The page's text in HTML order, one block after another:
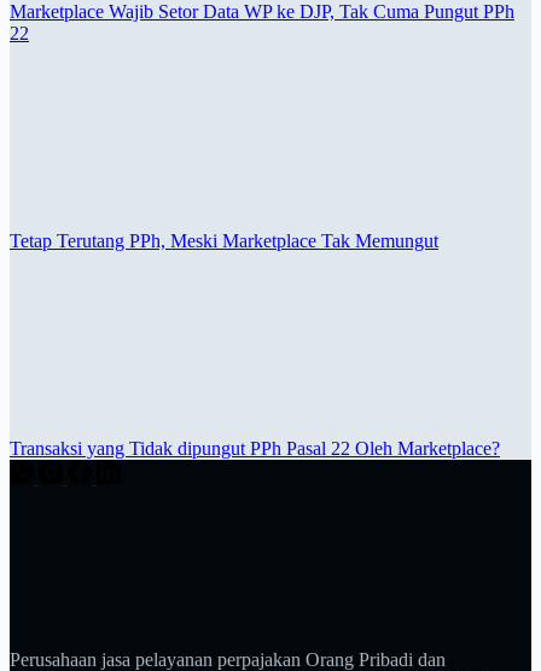
Marketplace Wajib Setor Data WP ke DJP, Tak Cuma Pungut PPh
22
Tetap Terutang PPh, Meski Marketplace Tak Memungut
Transaksi yang Tidak dipungut PPh Pasal 22 Oleh Marketplace?
Perusahaan jasa pelayanan perpajakan Orang Pribadi dan